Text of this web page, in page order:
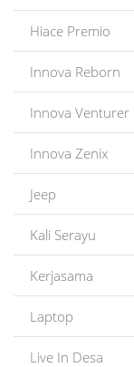
Hiace Premio
Innova Reborn
Innova Venturer
Innova Zenix
Jeep
Kali Serayu
Kerjasama
Laptop
Live In Desa